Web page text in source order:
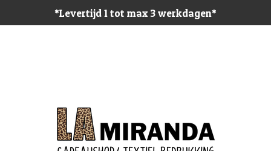
*Levertijd 1 tot max 3 werkdagen*